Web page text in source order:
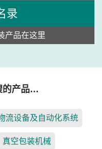
录
产品在这里
的产品…
流设备及自动化系统
真空包装机械